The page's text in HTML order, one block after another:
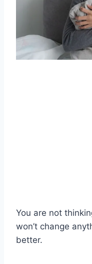
You are not
won’t change
better.